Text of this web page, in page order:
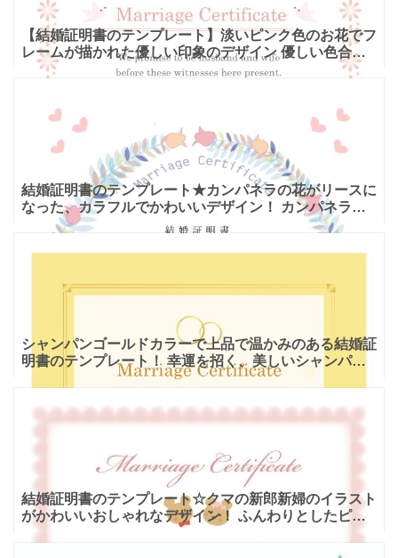
【結婚証明書のテンプレート】淡いピンク色のお花でフ
レームが描かれた優しい印象のデザイン 優しい色合い
と小鳥やお花のかわいいイラストで、幸福感を感じるこ
結婚証明書のテンプレート★カンパネラの花がリースに
なった、カラフルでかわいいデザイン！ カンパネラの
花をモチーフにしてカラフルな葉っぱと合わせ、リース
シャンパンゴールドカラーで上品で温かみのある結婚証
明書のテンプレート！ 幸運を招く、美しいシャンパン
ゴールドをベースカラーとした、明るく華やかな結婚証
結婚証明書のテンプレート☆クマの新郎新婦のイラスト
がかわいいおしゃれなデザイン！ ふんわりとしたピン
クの飾り枠と、かわいいクマの新郎新婦のイラストがポ